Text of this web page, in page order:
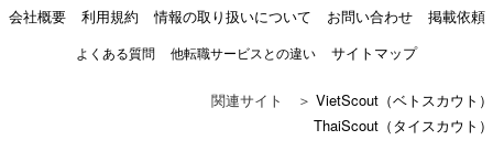
会社概要 利用規約 情報の取り扱いについて お問い合わせ 掲載依頼
よくある質問 他転職サービスとの違い サイトマップ
関連サイト ＞ VietScout（ベトスカウト）
ThaiScout（タイスカウト）